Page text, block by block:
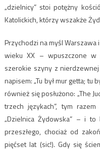
„dzielnicy” stoi potężny
Katolickich, którzy wszakże
Przychodzi na myśl
wieku XX – wpuszczone
szerokie szyny z
napisem: „Tu był mur getta; tu
również się posłużono: „The
trzech językach”, tym
„Dzielnica Żydowska” – i to
przeszłego, chociaż od
pięćset lat (sic!). Gdy się